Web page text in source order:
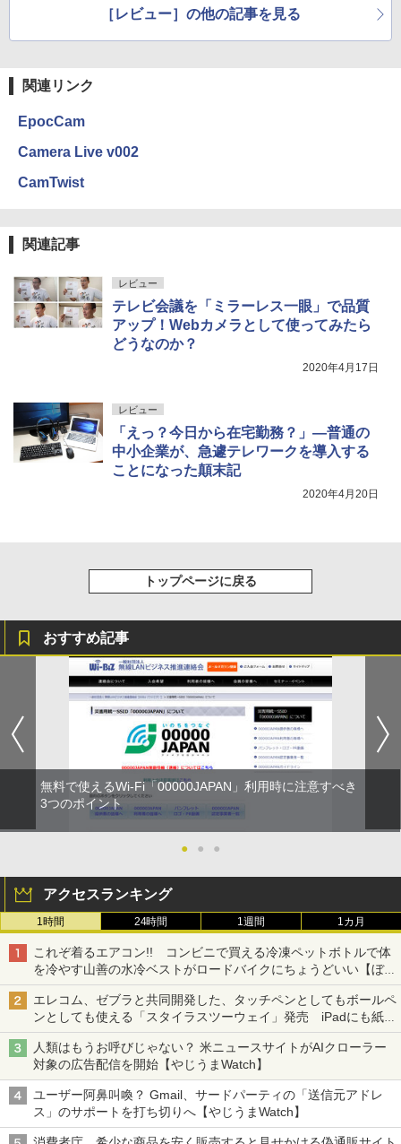
［レビュー］の他の記事を見る
関連リンク
EpocCam
Camera Live v002
CamTwist
関連記事
レビュー
テレビ会議を「ミラーレス一眼」で品質
アップ！Webカメラとして使ってみたら
どうなのか？
2020年4月17日
レビュー
「えっ？今日から在宅勤務？」―普通の
中小企業が、急遽テレワークを導入する
ことになった顛末記
2020年4月20日
トップページに戻る
おすすめ記事
無料で使えるWi-Fi「00000JAPAN」利用時に注意すべき
3つのポイント
● ● ●
アクセスランキング
1時間 24時間 1週間 1カ月
これぞ着るエアコン!! コンビニで買える冷凍ペットボトルで体
を冷やす山善の水冷ベストがロードバイクにちょうどいい【ぼっ
ち・ざ・ろーど！その14】【空いた時間でなにしてる？】
エレコム、ゼブラと共同開発した、タッチペンとしてもボールペ
ンとしても使える「スタイラスツーウェイ」発売 iPadにも紙に
も、持ち替えずに書き込める
人類はもうお呼びじゃない？ 米ニュースサイトがAIクローラー
対象の広告配信を開始【やじうまWatch】
ユーザー阿鼻叫喚？ Gmail、サードパーティの「送信元アドレ
ス」のサポートを打ち切りへ【やじうまWatch】